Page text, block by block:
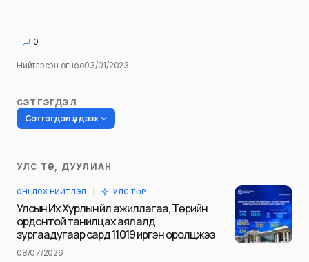
0
Нийтлэсэн огноо03/01/2023
СЭТГЭГДЭЛ
Сэтгэгдэл үлдээх
Таны имэйл хаягийг нийтлэхгүй.
тэмдэглэсэн
Name
УЛС ТӨР, ДУУЛИАН
ОНЦЛОХ НИЙТЛЭЛ УЛС ТӨР
Улсын Их Хурлын үйл ажиллагаа, Төрийн
ордонтой танилцах аялалд
зургаадугаар сард 11019 иргэн оролцжээ
08/07/2026